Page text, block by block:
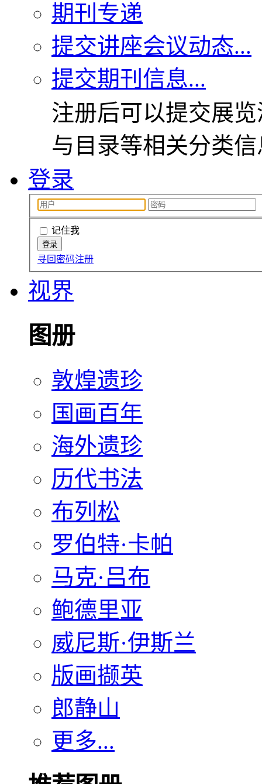
期刊专递
提交讲座会议动态...
提交期刊信息...
注册后可以提交展
与目录等相关分类
登录
记住我
寻回密码注册
视界
图册
敦煌遗珍
国画百年
海外遗珍
历代书法
布列松
罗伯特·卡帕
马克·吕布
鲍德里亚
威尼斯·伊斯兰
版画撷英
郎静山
更多...